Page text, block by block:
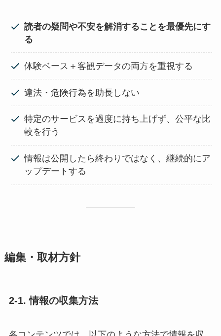
読者の疑問や不安を解消することを最優先にす
る
体験ベース＋客観データの両方を重視する
違法・危険行為を助長しない
特定のサービスを過度に持ち上げず、公平な比
較を行う
情報は公開したら終わりではなく、継続的にア
ップデートする
編集・取材方針
2-1. 情報の収集方法